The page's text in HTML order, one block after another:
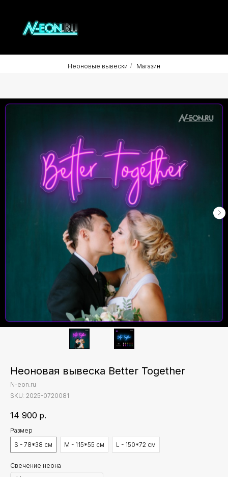
Неоновые вывески / Магазин
Неоновая вывеска Better Together
N-eon.ru
SKU: 2025-0720081
14 900 р.
Размер
S - 78*38 см
M - 115*55 см L - 150*72 см
Свечение неона